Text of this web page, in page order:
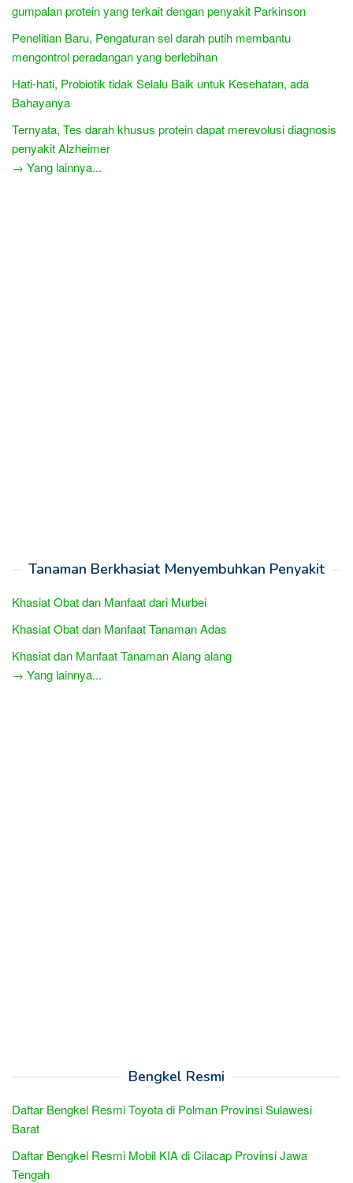
gumpalan protein yang terkait dengan penyakit Parkinson
Penelitian Baru, Pengaturan sel darah putih membantu
mengontrol peradangan yang berlebihan
Hati-hati, Probiotik tidak Selalu Baik untuk Kesehatan, ada
Bahayanya
Ternyata, Tes darah khusus protein dapat merevolusi diagnosis
penyakit Alzheimer
→ Yang lainnya...
Tanaman Berkhasiat Menyembuhkan Penyakit
Khasiat Obat dan Manfaat dari Murbei
Khasiat Obat dan Manfaat Tanaman Adas
Khasiat dan Manfaat Tanaman Alang alang
→ Yang lainnya...
Bengkel Resmi
Daftar Bengkel Resmi Toyota di Polman Provinsi Sulawesi
Barat
Daftar Bengkel Resmi Mobil KIA di Cilacap Provinsi Jawa
Tengah